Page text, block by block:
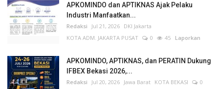
APKOMINDO dan APTIKNAS Ajak Pelaku
Industri Manfaatkan...
Redaksi Jul 21, 2026 DKI Jakarta
KOTA ADM. JAKARTA PUSAT
0 45 Laporkan
APKOMINDO, APTIKNAS, dan PERATIN Dukung
IFBEX Bekasi 2026,...
Redaksi Jul 20, 2026 Jawa Barat KOTA BEKASI
0